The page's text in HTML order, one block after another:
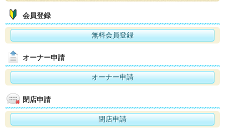
会員登録
無料会員登録
オーナー申請
オーナー申請
閉店申請
閉店申請